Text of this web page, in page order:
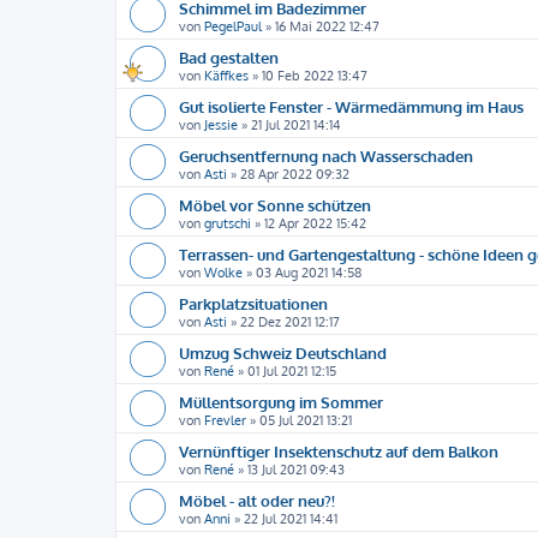
Schimmel im Badezimmer
von PegelPaul» 16 Mai 2022 12:47
Bad gestalten
von Käffkes » 10 Feb 2022 13:47
Gut isolierte Fenster - Wärmedämmung im Haus
von Jessie » 21 Jul 2021 14:14
Geruchsentfernung nach Wasserschaden
von Asti » 28 Apr 2022 09:32
Möbel vor Sonne schützen
von grutschi » 12 Apr 2022 15:42
Terrassen- und Gartengestaltung - schöne Ideen
von Wolke » 03 Aug 2021 14:58
Parkplatzsituationen
von Asti » 22 Dez 2021 12:17
Umzug Schweiz Deutschland
von René » 01 Jul 2021 12:15
Müllentsorgung im Sommer
von Frevler » 05 Jul 2021 13:21
Vernünftiger Insektenschutz auf dem Balkon
von René » 13 Jul 2021 09:43
Möbel - alt oder neu?!
von Anni » 22 Jul 2021 14:41